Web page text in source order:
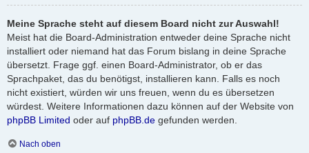
Meine Sprache steht auf diesem Board nicht zur Auswahl!
Meist hat die Board-Administration entweder deine Sprache nicht
installiert oder niemand hat das Forum bislang in deine Sprache
übersetzt. Frage ggf. einen Board-Administrator, ob er das
Sprachpaket, das du benötigst, installieren kann. Falls es noch
nicht existiert, würden wir uns freuen, wenn du es übersetzen
würdest. Weitere Informationen dazu können auf der Website von
phpBB Limited oder auf phpBB.de gefunden werden.
Nach oben